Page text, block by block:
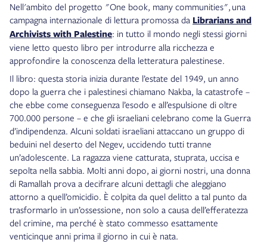
Nell'ambito del progetto "One book, many communities", una
campagna internazionale di lettura promossa da Librarians and
Archivists with Palestine: in tutto il mondo negli stessi giorni
viene letto questo libro per introdurre alla ricchezza e
approfondire la conoscenza della letteratura palestinese.
Il libro: questa storia inizia durante l’estate del 1949, un anno
dopo la guerra che i palestinesi chiamano Nakba, la catastrofe –
che ebbe come conseguenza l’esodo e all’espulsione di oltre
700.000 persone – e che gli israeliani celebrano come la Guerra
d’indipendenza. Alcuni soldati israeliani attaccano un gruppo di
beduini nel deserto del Negev, uccidendo tutti tranne
un’adolescente. La ragazza viene catturata, stuprata, uccisa e
sepolta nella sabbia. Molti anni dopo, ai giorni nostri, una donna
di Ramallah prova a decifrare alcuni dettagli che aleggiano
attorno a quell’omicidio. È colpita da quel delitto a tal punto da
trasformarlo in un’ossessione, non solo a causa dell’efferatezza
del crimine, ma perché è stato commesso esattamente
venticinque anni prima il giorno in cui è nata.